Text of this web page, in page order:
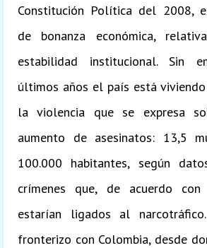
Constitución Política del 2008,
de bonanza económica,
estabilidad institucional. Sin
últimos años el país está
la violencia que se expresa
aumento de asesinatos: 13,5
100.000 habitantes, según
crímenes que, de acuerdo
estarían ligados al
fronterizo con Colombia, desde